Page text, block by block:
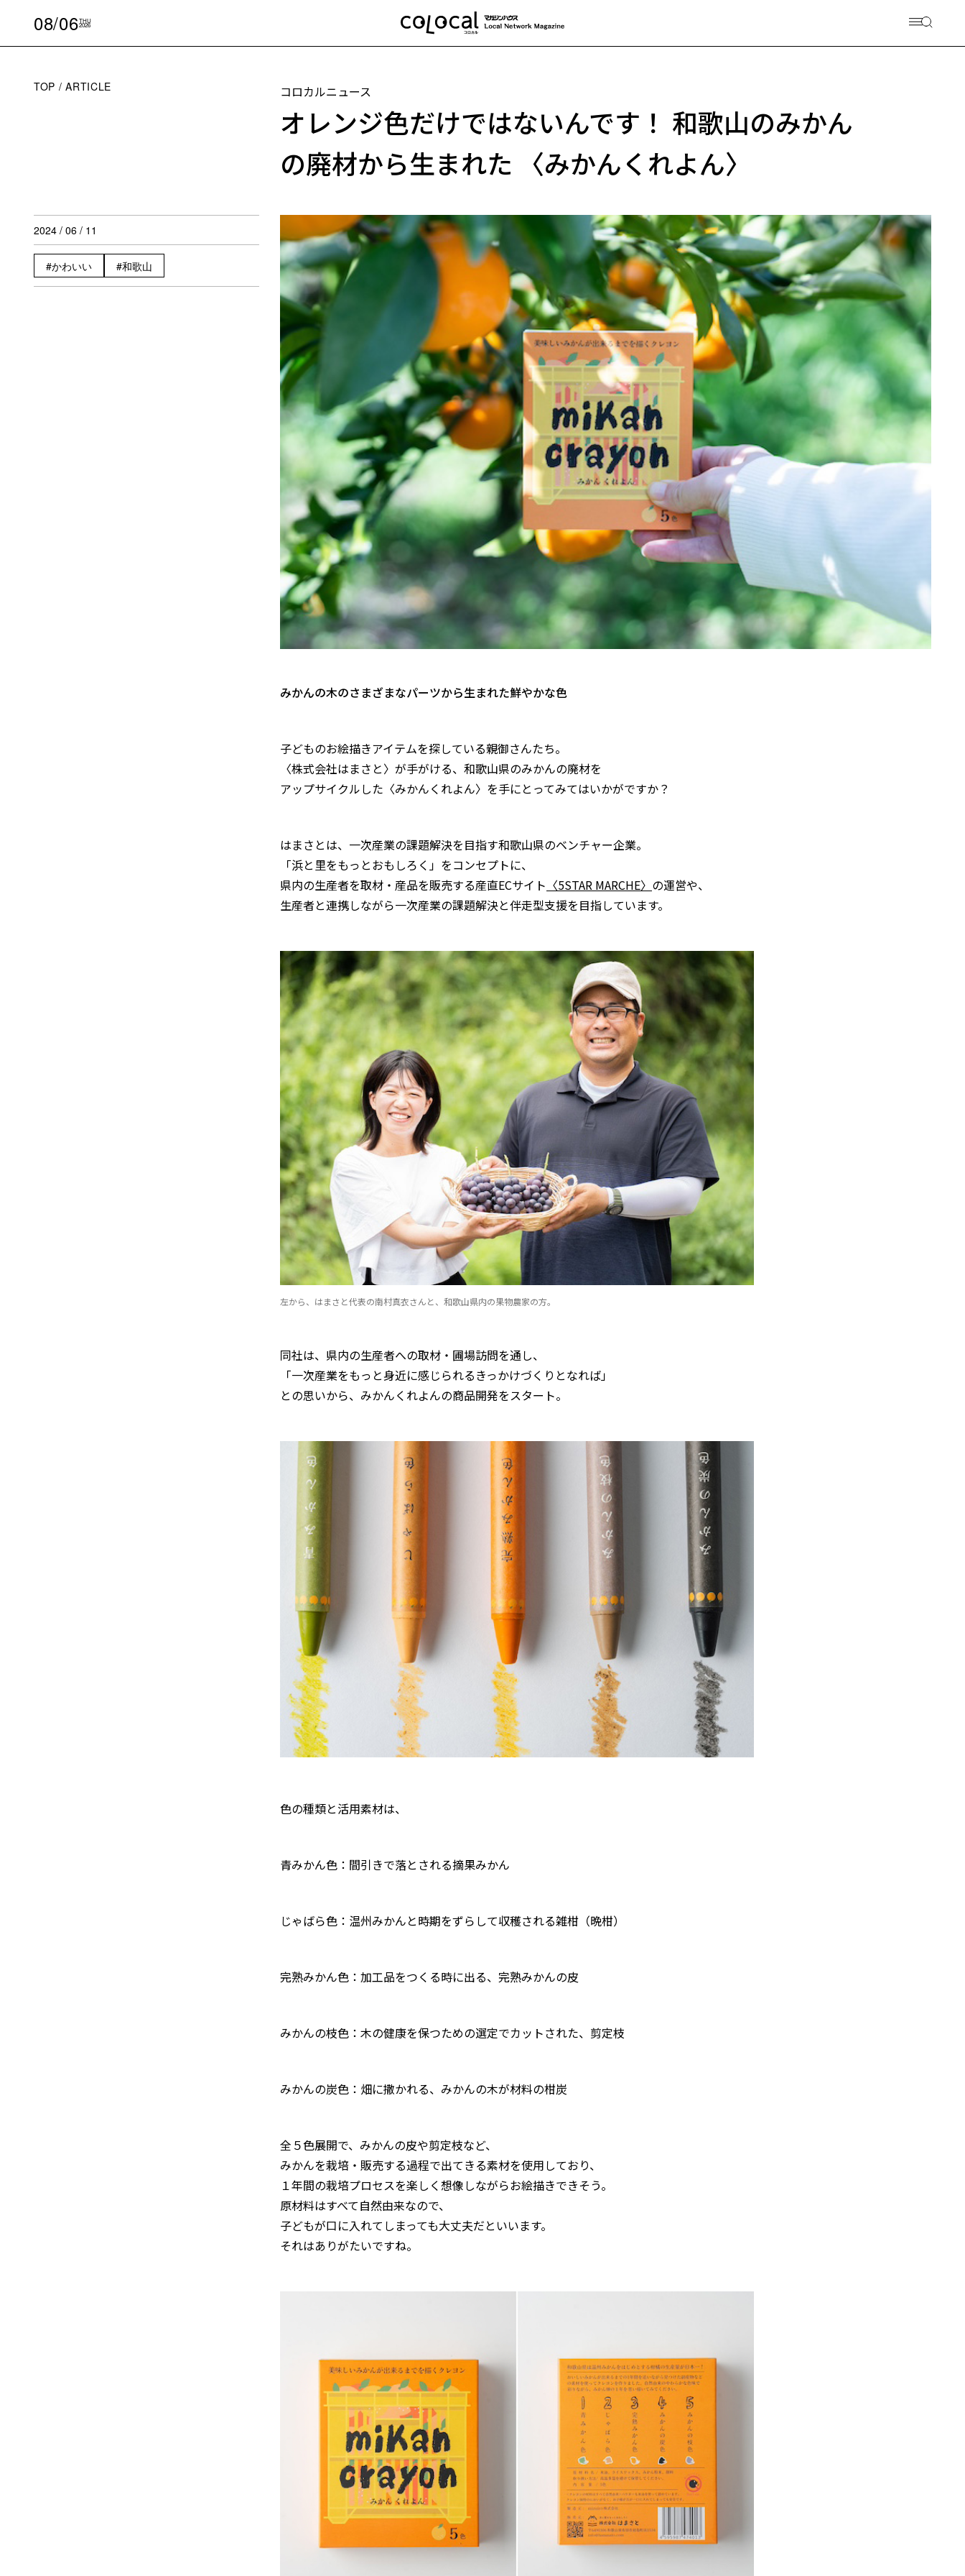
08/06THU
2026
TOP ARTICLE コロカルニュース
オレンジ色だけではないんです！ 和歌山のみかん
の廃材から生まれた 〈みかんくれよん〉
2024 / 06 / 11
かわいい 和歌山
みかんの木のさまざまなパーツから生まれた鮮やかな色
子どものお絵描きアイテムを探している親御さんたち。
〈株式会社はまさと〉が手がける、和歌山県のみかんの廃材を
アップサイクルした〈みかんくれよん〉を手にとってみてはいかがですか？
はまさとは、一次産業の課題解決を目指す和歌山県のベンチャー企業。
「浜と里をもっとおもしろく」をコンセプトに、
県内の生産者を取材・産品を販売する産直ECサイト 〈5STAR MARCHE〉 の運営や、
生産者と連携しながら一次産業の課題解決と伴走型支援を目指しています。
左から、はまさと代表の南村真衣さんと、和歌山県内の果物農家の方。
同社は、県内の生産者への取材・圃場訪問を通し、
「一次産業をもっと身近に感じられるきっかけづくりとなれば」
との思いから、みかんくれよんの商品開発をスタート。
色の種類と活用素材は、
青みかん色：間引きで落とされる摘果みかん
じゃばら色：温州みかんと時期をずらして収穫される雑柑（晩柑）
完熟みかん色：加工品をつくる時に出る、完熟みかんの皮
みかんの枝色：木の健康を保つための選定でカットされた、剪定枝
みかんの炭色：畑に撒かれる、みかんの木が材料の柑炭
全５色展開で、みかんの皮や剪定枝など、
みかんを栽培・販売する過程で出てきる素材を使用しており、
１年間の栽培プロセスを楽しく想像しながらお絵描きできそう。
原材料はすべて自然由来なので、
子どもが口に入れてしまっても大丈夫だといいます。
それはありがたいですね。